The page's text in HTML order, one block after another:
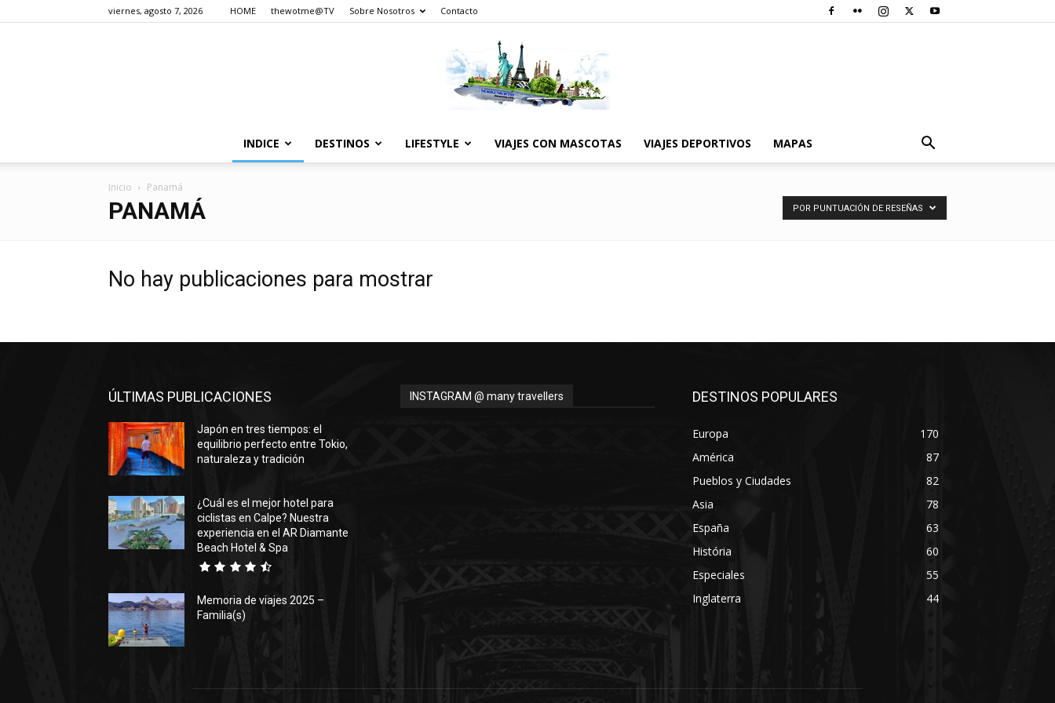
viernes, agosto 7, 2026 HOME thewotme@TV Sobre Nosotros Contacto
The
INDICE DESTINOS LIFESTYLE VIAJES CON MASCOTAS VIAJES DEPORTIVOS MAPAS
Inicio Panamá
PANAMÁ POR PUNTUACIÓN DE RESEÑAS
No hay publicaciones para mostrar
ÚLTIMAS PUBLICACIONES
Japón en tres tiempos: el
equilibrio perfecto entre Tokio,
naturaleza y tradición
¿Cuál es el mejor hotel para
ciclistas en Calpe? Nuestra
experiencia en el AR Diamante
Beach Hotel & Spa
Memoria de viajes 2025 –
Familia(s)
INSTAGRAM @ many travellers DESTINOS POPULARES
Europa
170
América
87
Pueblos y Ciudades
82
Asia
78
España
63
História
60
Especiales
55
Inglaterra
44